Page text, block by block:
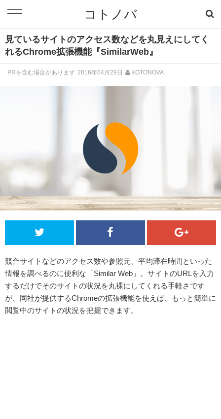
コトノバ
見ているサイトのアクセス数などを丸見えにしてく
れるChrome拡張機能『SimilarWeb』
PRを含む場合があります 2016年04月29日 KOTONOVA
競合サイトなどのアクセス数や参照元、平均滞在時間といった
情報を調べるのに便利な「Similar Web」。サイトのURLを入力
するだけでそのサイトの状況を丸裸にしてくれる手軽さです
が、同社が提供するChromeの拡張機能を使えば、もっと簡単に
閲覧中のサイトの状況を把握できます。